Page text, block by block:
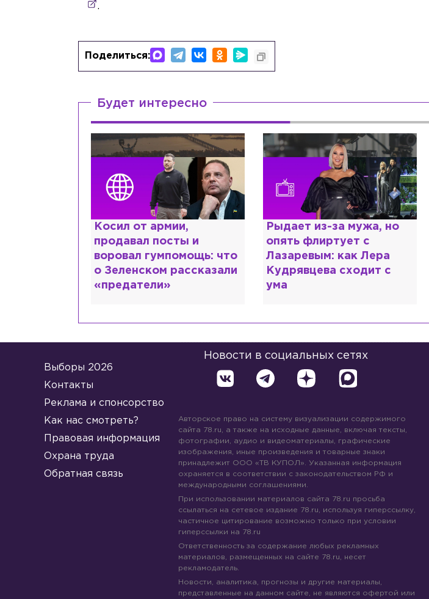
.
Поделиться:
Будет интересно
Рыдает из-за мужа, но
опять флиртует с
Лазаревым: как Лера
Кудрявцева сходит с
ума
Комиссар Каттани и
любовь к русской душе:
шокирующая исповедь
Микеле Плачидо
Выборы 2026
Контакты
Реклама и спонсорство
Как нас смотреть?
Правовая информация
Охрана труда
Обратная связь
Новости в социальных сетях
Авторское право на систему визуализации содержимого
сайта 78.ru, а также на исходные данные, включая тексты,
фотографии, аудио и видеоматериалы, графические
изображения, иные произведения и товарные знаки
принадлежит ООО «ТВ КУПОЛ». Указанная информация
охраняется в соответствии с законодательством РФ и
международными соглашениями.
При использовании материалов сайта 78.ru просьба
ссылаться на сетевое издание 78.ru, используя гиперссылку,
частичное цитирование возможно только при условии
гиперссылки на 78.ru
Ответственность за содержание любых рекламных
материалов, размещенных на сайте 78.ru, несет
рекламодатель.
Новости, аналитика, прогнозы и другие материалы,
представленные на данном сайте, не являются офертой или